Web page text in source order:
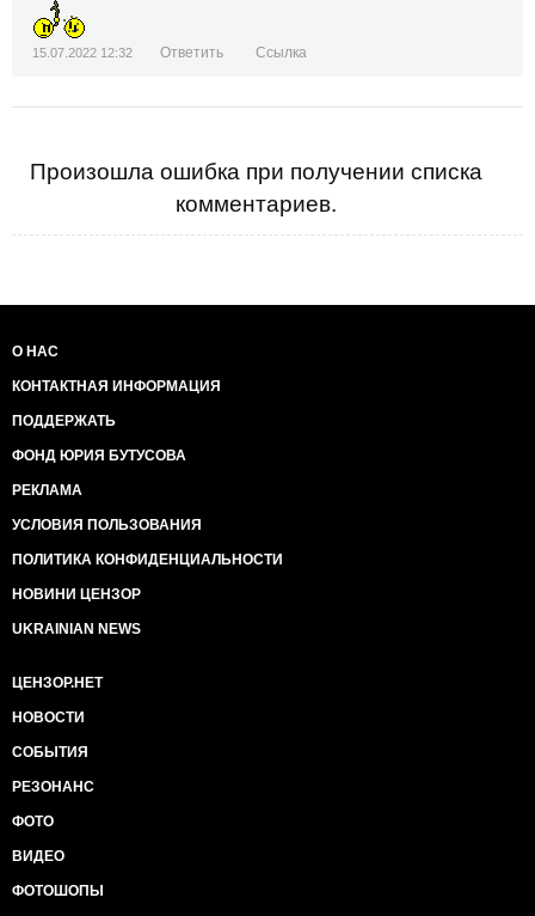
15.07.2022 12:32 Ответить Ссылка
Произошла ошибка при получении списка
комментариев.
О НАС
КОНТАКТНАЯ ИНФОРМАЦИЯ
ПОДДЕРЖАТЬ
ФОНД ЮРИЯ БУТУСОВА
РЕКЛАМА
УСЛОВИЯ ПОЛЬЗОВАНИЯ
ПОЛИТИКА КОНФИДЕНЦИАЛЬНОСТИ
НОВИНИ ЦЕНЗОР
UKRAINIAN NEWS
ЦЕНЗОР.НЕТ
НОВОСТИ
СОБЫТИЯ
РЕЗОНАНС
ФОТО
ВИДЕО
ФОТОШОПЫ